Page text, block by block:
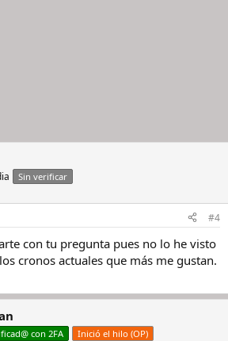
Sin verificar
#4
con tu pregunta pues no lo he visto
cronos actuales que más me gustan.
con 2FA Inició el hilo (OP)